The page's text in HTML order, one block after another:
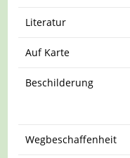
Literatur
Auf Karte
Beschilderung
Wegbeschaffenheit